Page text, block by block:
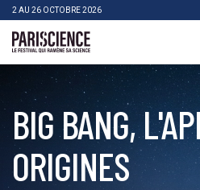
>Aller au contenu
2 AU 26 OCTOBRE 2026
BIG BANG,
ORIGINES
Panneau de gestion des cookies